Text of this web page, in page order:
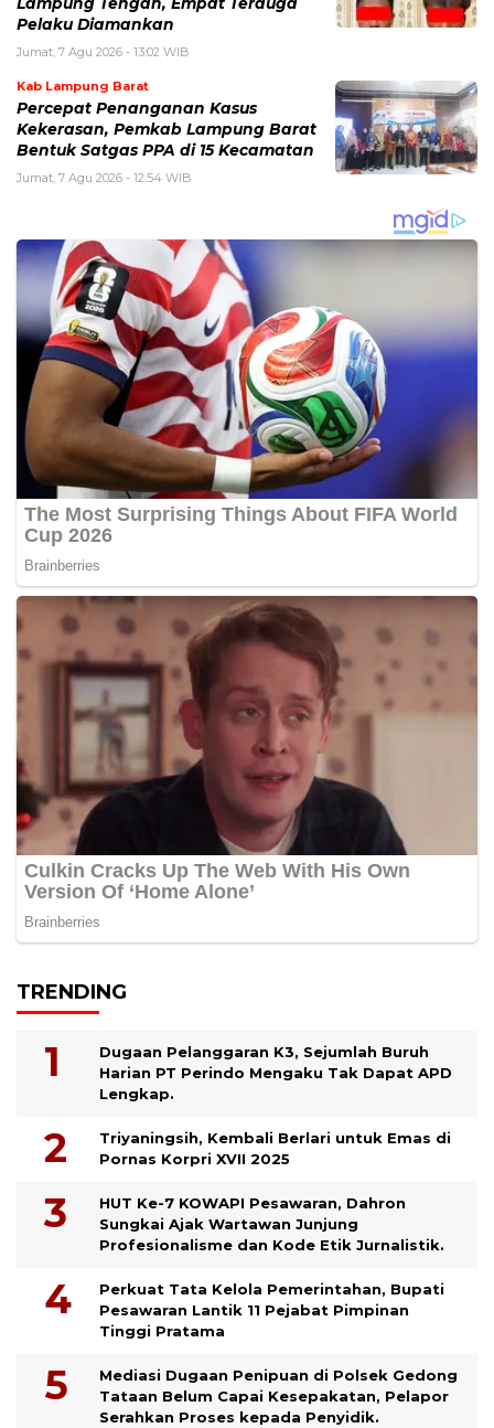
Pelaku Diamankan
Jumat, 7 Agu 2026 - 13:02 WIB
Kab Lampung Barat
Percepat Penanganan Kasus
Kekerasan, Pemkab Lampung Barat
Bentuk Satgas PPA di 15 Kecamatan
Jumat, 7 Agu 2026 - 12:54 WIB
TRENDING
Dugaan Pelanggaran K3, Sejumlah Buruh
Harian PT Perindo Mengaku Tak Dapat APD
Lengkap.
Triyaningsih, Kembali Berlari untuk Emas di
Pornas Korpri XVII 2025
HUT Ke-7 KOWAPI Pesawaran, Dahron
Sungkai Ajak Wartawan Junjung
Profesionalisme dan Kode Etik Jurnalistik.
Perkuat Tata Kelola Pemerintahan, Bupati
Pesawaran Lantik 11 Pejabat Pimpinan
Tinggi Pratama
Mediasi Dugaan Penipuan di Polsek Gedong
Tataan Belum Capai Kesepakatan, Pelapor
Serahkan Proses kepada Penyidik.